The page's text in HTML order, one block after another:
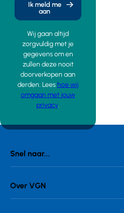
Ik meld me
aan
Wij gaan altijd
zorgvuldig met je
gegevens om en
zullen deze nooit
doorverkopen aan
derden. Lees hoe wij
omgaan met jouw
privacy.
Snel naar...
Over VGN